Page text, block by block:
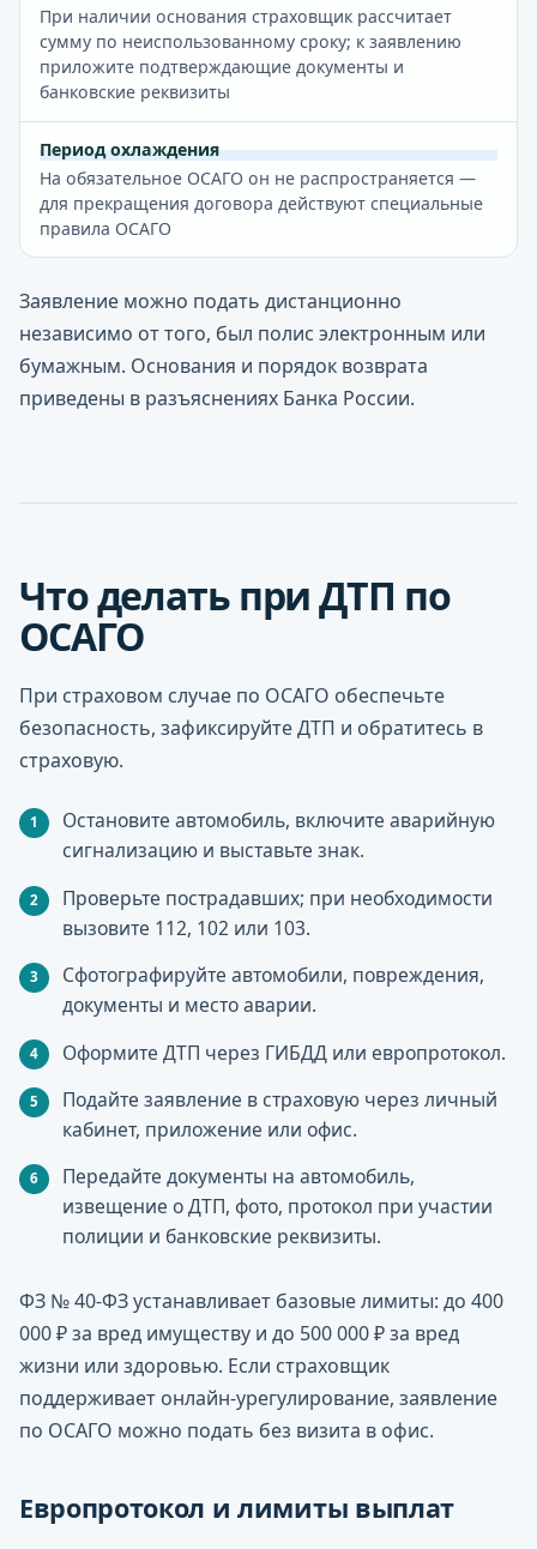
При наличии основания страховщик рассчитает
сумму по неиспользованному сроку; к заявлению
приложите подтверждающие документы и
банковские реквизиты
Период охлаждения
На обязательное ОСАГО он не распространяется —
для прекращения договора действуют специальные
правила ОСАГО
Заявление можно подать дистанционно
независимо от того, был полис электронным или
бумажным. Основания и порядок возврата
приведены в разъяснениях Банка России.
Что делать при ДТП по
ОСАГО
При страховом случае по ОСАГО обеспечьте
безопасность, зафиксируйте ДТП и обратитесь в
страховую.
Остановите автомобиль, включите аварийную
сигнализацию и выставьте знак.
Проверьте пострадавших; при необходимости
вызовите 112, 102 или 103.
Сфотографируйте автомобили, повреждения,
документы и место аварии.
Оформите ДТП через ГИБДД или европротокол.
Подайте заявление в страховую через личный
кабинет, приложение или офис.
Передайте документы на автомобиль,
извещение о ДТП, фото, протокол при участии
полиции и банковские реквизиты.
ФЗ № 40-ФЗ устанавливает базовые лимиты: до 400
000 ₽ за вред имуществу и до 500 000 ₽ за вред
жизни или здоровью. Если страховщик
поддерживает онлайн-урегулирование, заявление
по ОСАГО можно подать без визита в офис.
Европротокол и лимиты выплат